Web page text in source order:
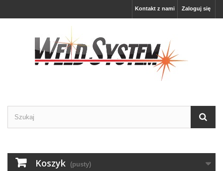
Zaloguj się
Kontakt z nami
Koszyk (pusty)